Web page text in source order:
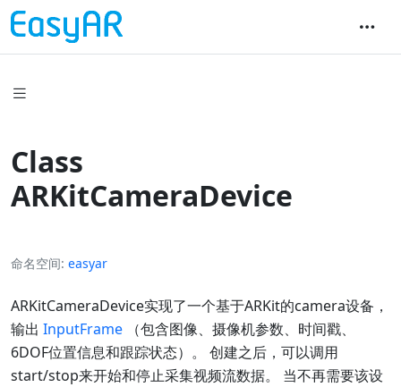
Class
ARKitCameraDevice
命名空间 easyar
ARKitCameraDevice实现了一个基于ARKit的camera设备，
输出 InputFrame （包含图像、摄像机参数、时间戳、
6DOF位置信息和跟踪状态）。 创建之后，可以调用
start/stop来开始和停止采集视频流数据。 当不再需要该设